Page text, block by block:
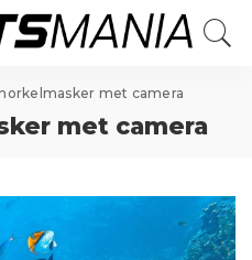
met camera
met camera